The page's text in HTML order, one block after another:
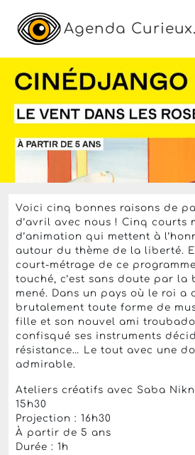
Agenda
jeune public
Le dimanche 6 avril 2025 à
CinéDjango - Le
les roseaux
Espace Django
Strasbourg
Prix libre
Voici cinq bonnes raisons de
d’avril avec nous ! Cinq courts
d’animation qui mettent à
autour du thème de la liberté.
court-métrage de ce
touché, c’est sans doute par la
mené. Dans un pays où le roi a
brutalement toute forme de
fille et son nouvel ami
confisqué ses instruments
résistance… Le tout avec une
admirable.
Ateliers créatifs avec Saba
15h30
Projection : 16h30
À partir de 5 ans
Durée : 1h